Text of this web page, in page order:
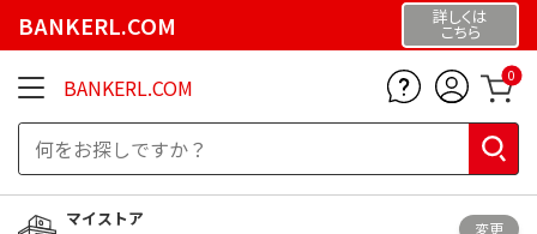
BANKERL.COM 詳しくは
こちら
BANKERL.COM 0
マイストア
変更